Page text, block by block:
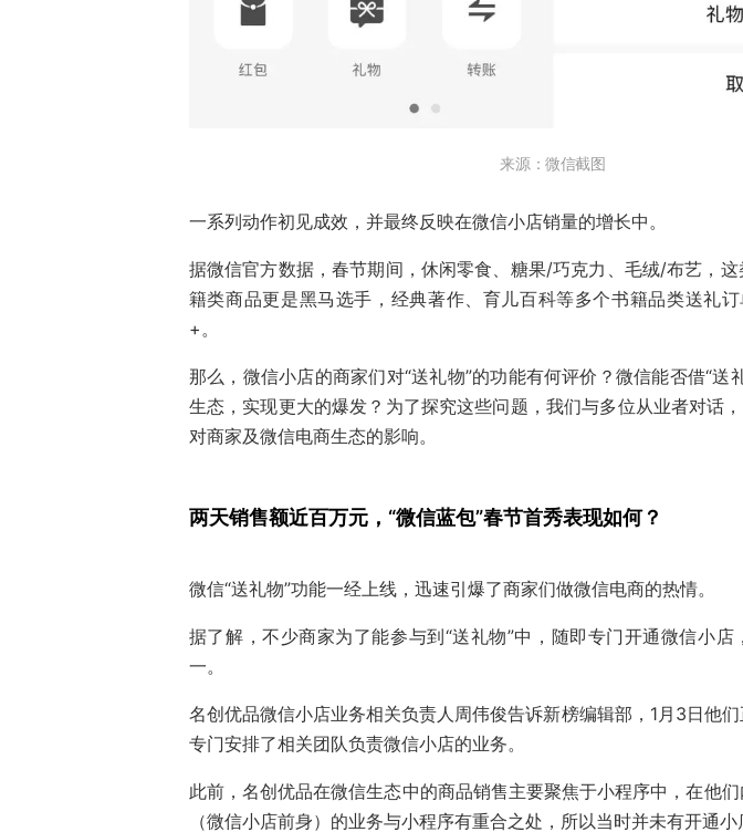
来源：微信截图
一系列动作初见成效，并最终反映在微信小店销量的增长中。
据微信官方数据，春节期间，休闲零食、糖果/巧克力、毛绒/布艺，
籍类商品更是黑马选手，经典著作、育儿百科等多个书籍品类送礼
+。
那么，微信小店的商家们对“送礼物”的功能有何评价？微信能否借“送
生态，实现更大的爆发？为了探究这些问题，我们与多位从业者对话
对商家及微信电商生态的影响。
两天销售额近百万元， “微信蓝包”春节首秀表现如何？
微信“送礼物”功能一经上线，迅速引爆了商家们做微信电商的热情。
据了解，不少商家为了能参与到“送礼物”中，随即专门开通微信小店
一。
名创优品微信小店业务相关负责人周伟俊告诉新榜编辑部，1月3日他
专门安排了相关团队负责微信小店的业务。
此前，名创优品在微信生态中的商品销售主要聚焦于小程序中，在他
（微信小店前身）的业务与小程序有重合之处，所以当时并未有开通小